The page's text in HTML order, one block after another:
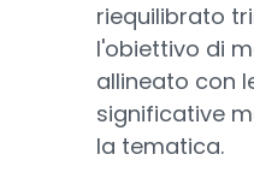
riequilibrato
l'obiettivo di
allineato con
significative
la tematica.